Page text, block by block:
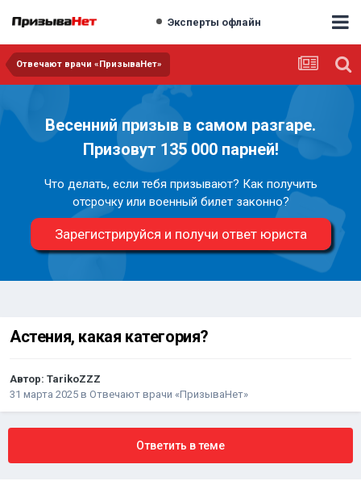
Эксперты офлайн
Отвечают врачи «ПризываНет»
Весенний призыв в самом разгаре.
Призовут 135 000 парней!
Что делать, если тебя призывают? Как получить
отсрочку или военный билет законно?
Зарегистрируйся и получи ответ юриста
Астения, какая категория?
Автор: TarikoZZZ
31 марта 2025 в Отвечают врачи «ПризываНет»
Ответить в теме